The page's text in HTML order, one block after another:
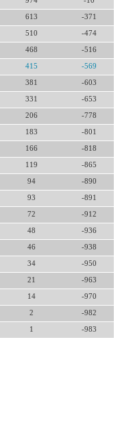
613 -371
510 -474
468 -516
415 -569
381 -603
331 -653
206 -778
183 -801
166 -818
119 -865
94 -890
93 -891
72 -912
48 -936
46 -938
34 -950
21 -963
14 -970
2 -982
1 -983